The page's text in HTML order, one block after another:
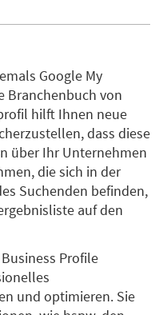
Google My
Branchenbuch von
hilft Ihnen neue
dass diese
über Ihr Unternehmen
die sich in der
Suchenden befinden,
auf den
Profile
und optimieren. Sie